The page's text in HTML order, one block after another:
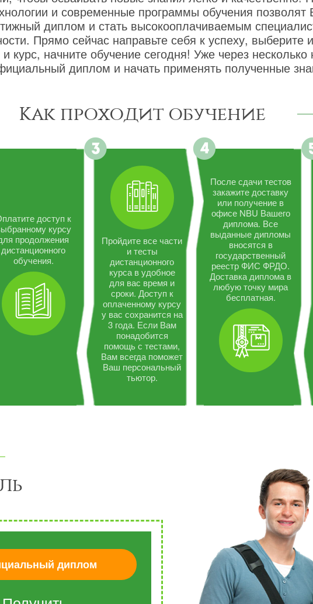
и современные программы обучения
диплом и стать высокооплачиваемым
Прямо сейчас направьте себя к успеху, выберите
курс, начните обучение сегодня! Уже через
диплом и начать применять полученные
Как проходит обучение
доступ к
курсу
продолжения
дистанционного
обучения.
Пройдите все части
и тесты
дистанционного
курса в удобное
для вас время и
сроки. Доступ к
оплаченному курсу
у вас сохранится на
3 года. Если Вам
понадобится
помощь с тестами,
Вам всегда поможет
Ваш персональный
тьютор.
После сдачи тестов
закажите доставку
или получение в
офисе NBU Вашего
диплома. Все
выданные дипломы
вносятся в
государственный
реестр ФИС ФРДО.
Доставка диплома в
любую точку мира
бесплатная.
диплом